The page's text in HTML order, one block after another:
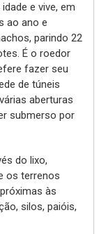
e vive, em
ao ano e
parindo 22
É o roedor
fazer seu
de túneis
aberturas
submerso por
do lixo,
os terrenos
às
silos, paióis,